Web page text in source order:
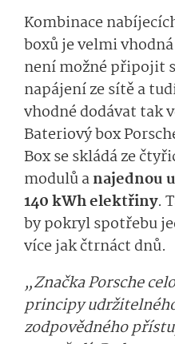
Kombinace
boxů je velmi
není možné připojit
napájení ze sítě a
vhodné dodávat tak
Bateriový box
Box se skládá ze
modulů anajednou
140 kWh elektřiny.
by pokryl spotřebu
více jak čtrnáct dnů.
„Značka Porsche
principy
zodpovědného